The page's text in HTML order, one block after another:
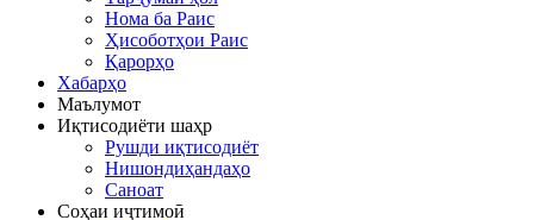
Нома ба Раис
Ҳисоботҳои Раис
Қарорҳо
Хабарҳо
Маълумот
Иқтисодиёти шаҳр
Рушди иқтисодиёт
Нишондиҳандаҳо
Саноат
Соҳаи иҷтимоӣ